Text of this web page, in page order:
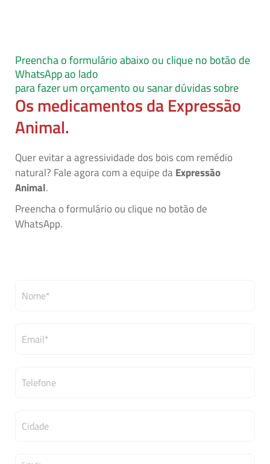
Preencha o formulário abaixo ou clique no botão de
WhatsApp ao lado
para fazer um orçamento ou sanar dúvidas sobre
Os medicamentos da Expressão
Animal.
Querevitar a agressividade dos bois com remédio
natural? Fale agora com a equipe daExpressão
Animal.
Preencha o formulário ou clique no botão de
WhatsApp.
Nome*
Email*
Telefone
Cidade